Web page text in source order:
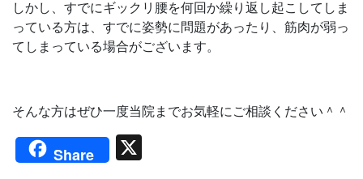
しかし、すでにギックリ腰を何回か繰り返し起こしてしま
っている方は、すでに姿勢に問題があったり、筋肉が弱っ
てしまっている場合がございます。
そんな方はぜひ一度当院までお気軽にご相談ください＾＾
Share